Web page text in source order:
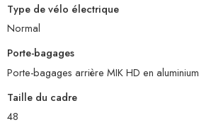
Type de vélo électrique
Normal
Porte-bagages
Porte-bagages arrière MIK HD en aluminium
Taille du cadre
48